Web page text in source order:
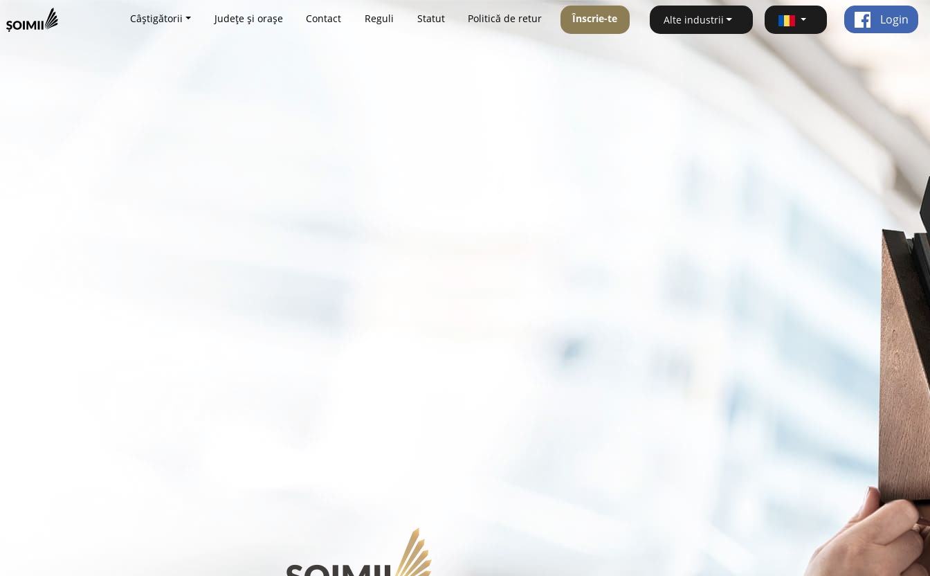
Câștigătorii Județe și orașe Contact Reguli Statut Politică de retur Înscrie-te Alte industrii Login